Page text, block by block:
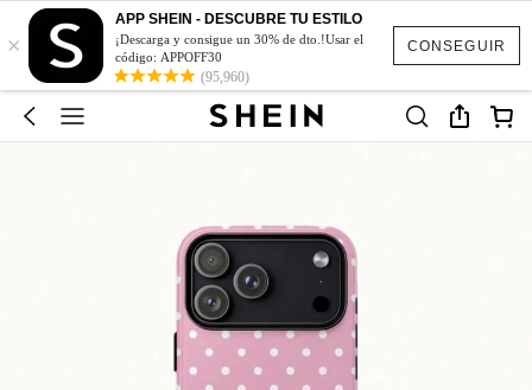
CONSEGUIR
×
APP SHEIN - DESCUBRE TU ESTILO
¡Descarga y consigue un 30% de dto.!Usar el
código: APPOFF30
(95,960)